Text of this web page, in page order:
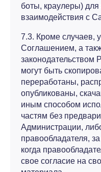
боты, краулеры)
взаимодействия с
7.3. Кроме случаев,
Соглашением, а
законодательством
могут быть
переработаны,
опубликованы,
иным способом
частям без
Администрации,
правообладателя,
когда
свое согласие на